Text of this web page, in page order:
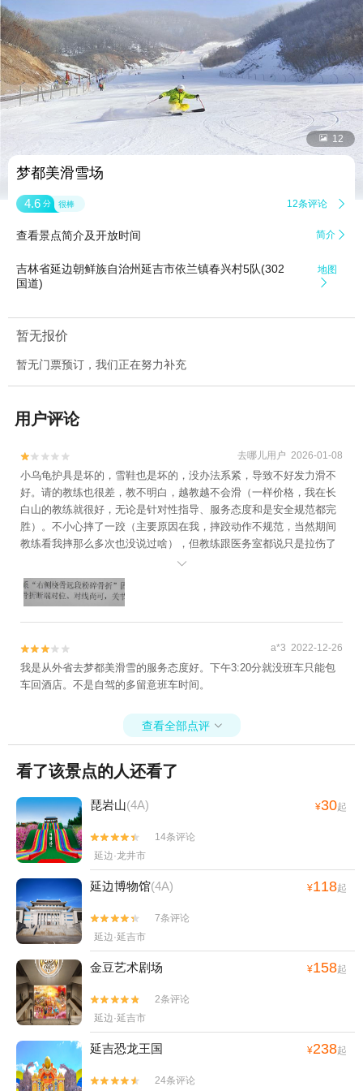
 12
梦都美滑雪场
4.6 分 很棒 12条评论 
查看景点简介及开放时间 简介 
吉林省延边朝鲜族自治州延吉市依兰镇春兴村5队(302
国道)
地图

暂无报价
暂无门票预订，我们正在努力补充
用户评论

 去哪儿用户 2026-01-08
小乌龟护具是坏的，雪鞋也是坏的，没办法系紧，导致不好发力滑不
好。请的教练也很差，教不明白，越教越不会滑（一样价格，我在长
白山的教练就很好，无论是针对性指导、服务态度和是安全规范都完
胜）。不小心摔了一跤（主要原因在我，摔跤动作不规范，当然期间
教练看我摔那么多次也没说过啥），但教练跟医务室都说只是拉伤了
筋，无大碍。我实在疼痛难忍就自己马上去了医院，粉碎骨折。滑雪
有风险，受伤我能接受，也没有追究雪场责任的意思。只是对比接触
过的几个雪场，这个是我碰到最不专业的，方方面面都有不完善的地


 a*3 2022-12-26
我是从外省去梦都美滑雪的服务态度好。下午3:20分就没班车只能包
车回酒店。不是自驾的多留意班车时间。
查看全部点评 
看了该景点的人还看了
琵岩山(4A) ¥30起


14条评论
延边·龙井市
延边博物馆(4A) ¥118起


7条评论
延边·延吉市
金豆艺术剧场 ¥158起


2条评论
延边·延吉市
延吉恐龙王国 ¥238起

 24条评论
